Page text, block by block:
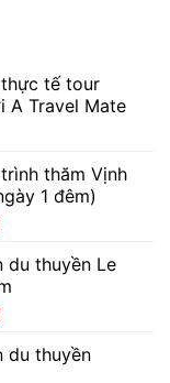
thực tế tour
A Travel Mate
thăm Vịnh
1 đêm)
du thuyền Le
du thuyền